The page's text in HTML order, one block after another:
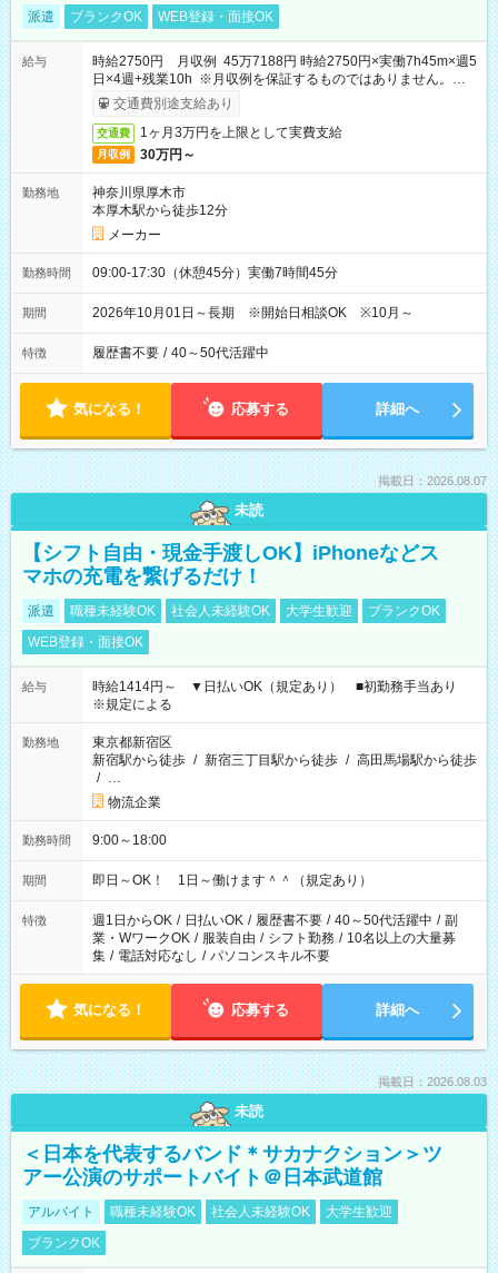
派遣 ブランクOK WEB登録・面接OK
給与
時給2750円 月収例 45万7188円 時給2750円×実働7h45m×週5
日×4週+残業10h ※月収例を保証するものではありません。※給
与即受取りサービス利用可（利用条件有）
交通費別途支給あり
交通費 1ヶ月3万円を上限として実費支給
月収例 30万円～
勤務地
神奈川県厚木市
本厚木駅から徒歩12分
メーカー
勤務時間 09:00-17:30（休憩45分）実働7時間45分
期間 2026年10月01日～長期 ※開始日相談OK ※10月～
特徴 履歴書不要 / 40～50代活躍中
気になる！ 応募する 詳細へ
掲載日：2026.08.07
未読
【シフト自由・現金手渡しOK】iPhoneなどス
マホの充電を繋げるだけ！
派遣 職種未経験OK 社会人未経験OK 大学生歓迎
ブランクOK
WEB登録・面接OK
給与
時給1414円～ ▼日払いOK（規定あり） ■初勤務手当あり
※規定による
勤務地
東京都新宿区
新宿駅から徒歩 / 新宿三丁目駅から徒歩 / 高田馬場駅から徒歩
/ …
物流企業
勤務時間 9:00～18:00
期間 即日～OK！ 1日～働けます＾＾（規定あり）
特徴 週1日からOK / 日払いOK / 履歴書不要 / 40～50代活躍中 / 副
業・WワークOK / 服装自由 / シフト勤務 / 10名以上の大量募
集 / 電話対応なし / パソコンスキル不要
気になる！ 応募する 詳細へ
掲載日：2026.08.03
未読
＜日本を代表するバンド＊サカナクション＞ツ
アー公演のサポートバイト＠日本武道館
アルバイト 職種未経験OK 社会人未経験OK
大学生歓迎
ブランクOK